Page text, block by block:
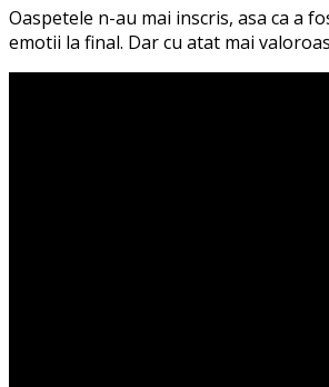
Oaspetele n-au mai inscris, asa ca a
emotii la final. Dar cu atat mai